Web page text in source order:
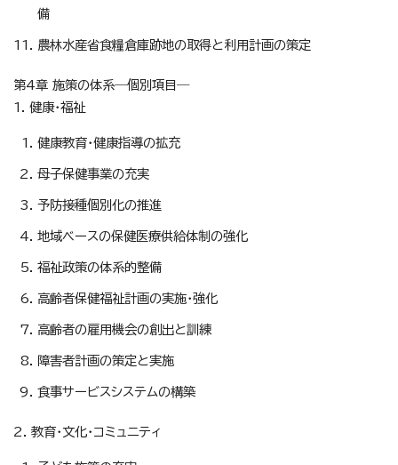
備
農林水産省食糧倉庫跡地の取得と利用計画の策定
第4章 施策の体系―個別項目―
1. 健康・福祉
健康教育・健康指導の拡充
母子保健事業の充実
予防接種個別化の推進
地域ベースの保健医療供給体制の強化
福祉政策の体系的整備
高齢者保健福祉計画の実施・強化
高齢者の雇用機会の創出と訓練
障害者計画の策定と実施
食事サービスシステムの構築
2. 教育・文化・コミュニティ